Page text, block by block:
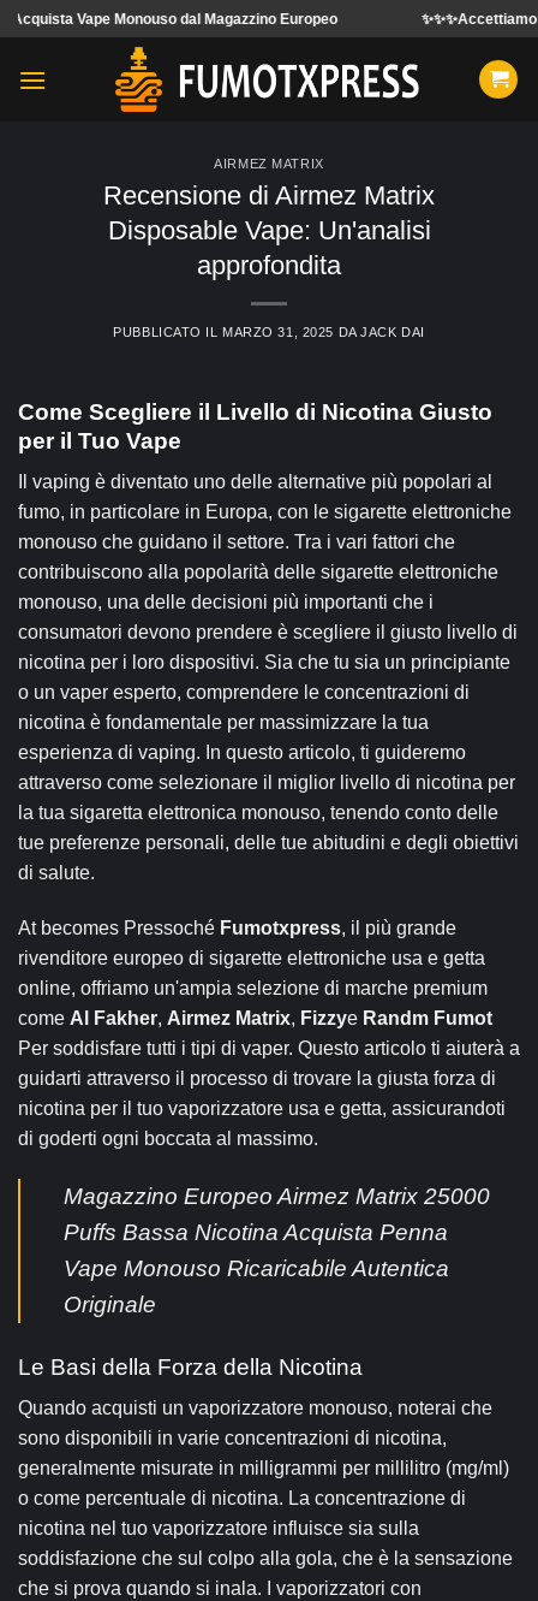
Salta
ai
contenuti
Monouso dal Magazzino Europeo ✨✨✨Accettiamo ordini da
AIRMEZ MATRIX
Recensione di Airmez Matrix
Disposable Vape: Un'analisi
approfondita
PUBBLICATO IL MARZO 31, 2025 DAJACK DAI
Come Scegliere il Livello di Nicotina Giusto
per il Tuo Vape
Il vaping è diventato uno delle alternative più popolari al
fumo, in particolare in Europa, con le sigarette elettroniche
monouso che guidano il settore. Tra i vari fattori che
contribuiscono alla popolarità delle sigarette elettroniche
monouso, una delle decisioni più importanti che i
consumatori devono prendere è scegliere il giusto livello di
nicotina per i loro dispositivi. Sia che tu sia un principiante
o un vaper esperto, comprendere le concentrazioni di
nicotina è fondamentale per massimizzare la tua
esperienza di vaping. In questo articolo, ti guideremo
attraverso come selezionare il miglior livello di nicotina per
la tua sigaretta elettronica monouso, tenendo conto delle
tue preferenze personali, delle tue abitudini e degli obiettivi
di salute.
At becomes Pressoché Fumotxpress, il più grande
rivenditore europeo di sigarette elettroniche usa e getta
online, offriamo un'ampia selezione di marche premium
come Al Fakher, Airmez Matrix, Fizzye Randm Fumot
Per soddisfare tutti i tipi di vaper. Questo articolo ti aiuterà a
guidarti attraverso il processo di trovare la giusta forza di
nicotina per il tuo vaporizzatore usa e getta, assicurandoti
di goderti ogni boccata al massimo.
Magazzino Europeo Airmez Matrix 25000
Puffs Bassa Nicotina Acquista Penna
Vape Monouso Ricaricabile Autentica
Originale
Le Basi della Forza della Nicotina
Quando acquisti un vaporizzatore monouso, noterai che
sono disponibili in varie concentrazioni di nicotina,
generalmente misurate in milligrammi per millilitro (mg/ml)
o come percentuale di nicotina. La concentrazione di
nicotina nel tuo vaporizzatore influisce sia sulla
soddisfazione che sul colpo alla gola, che è la sensazione
che si prova quando si inala. I vaporizzatori con